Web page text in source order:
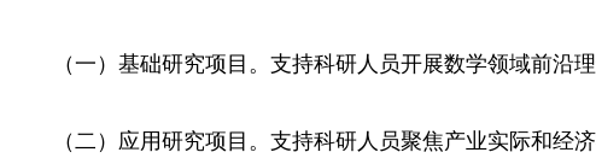
（一）基础研究项目。支持科研人员开展数学领域前沿理
（二）应用研究项目。支持科研人员聚焦产业实际和经济